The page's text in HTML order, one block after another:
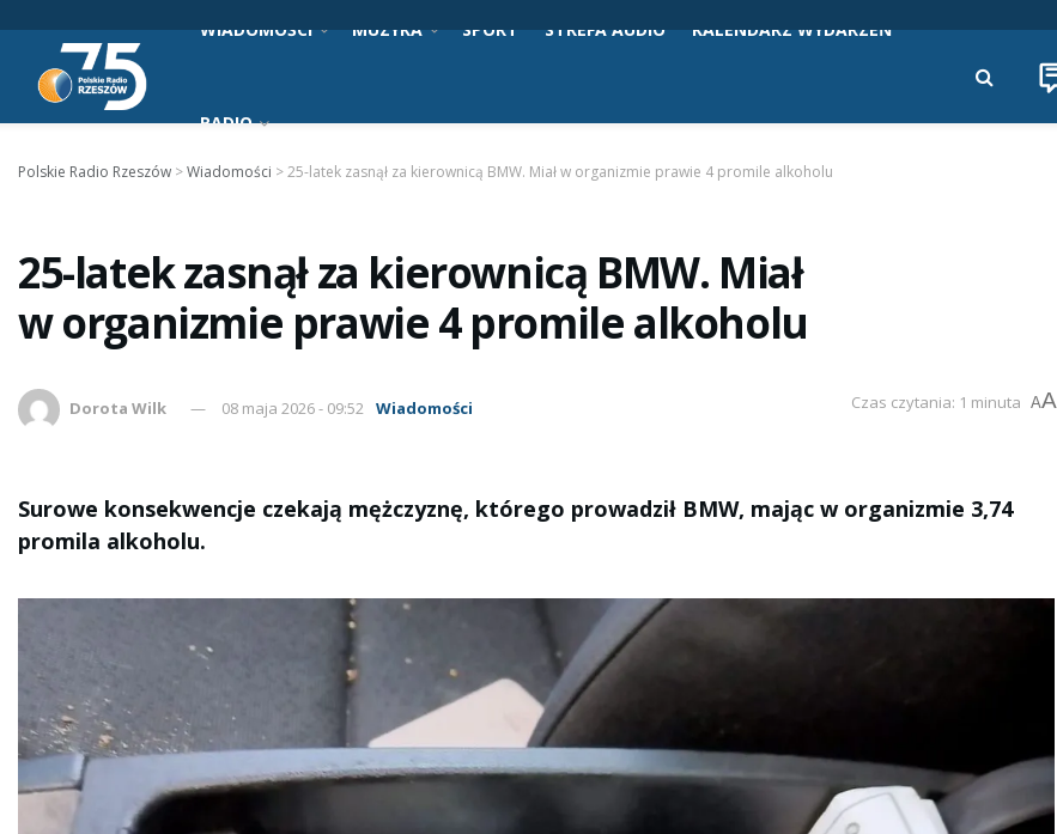
WIADOMOŚCI MUZYKA SPORT STREFA AUDIO KALENDARZ WYDARZEŃ
RADIO
Polskie Radio Rzeszów >Wiadomości >25-latek zasnął za kierownicą BMW. Miał w organizmie prawie 4 promile alkoholu
25-latek zasnął za kierownicą BMW. Miał
w organizmie prawie 4 promile alkoholu
Dorota Wilk 08 maja 2026 - 09:52 Wiadomości Czas czytania: 1 minuta AA
Surowe konsekwencje czekają mężczyznę, którego prowadził BMW, mając w organizmie 3,74
promila alkoholu.